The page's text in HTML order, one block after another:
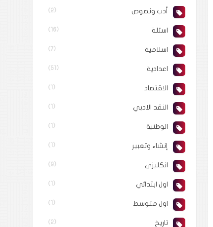
أدب ونصوص (2)
اسئلة (16)
اسلامية (7)
اعدادية (51)
الاقتصاد (1)
النقد الادبي (1)
الوطنية (1)
إنشاء وتعبير (1)
انكليزي (9)
اول ابتدائي (1)
اول متوسط (1)
تاريخ (2)